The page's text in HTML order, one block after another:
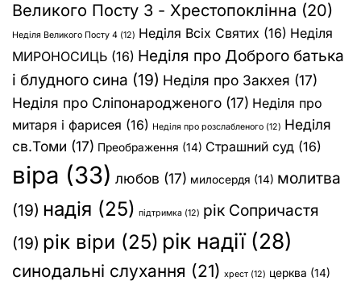
Великого Посту 3 - Хрестопоклінна (20)
Неділя Великого Посту 4 (12) Неділя Всіх Святих (16) Неділя
МИРОНОСИЦЬ (16) Неділя про Доброго батька
і блудного сина (19) Неділя про Закхея (17)
Неділя про Сліпонародженого (17) Неділя про
митаря і фарисея (16) Неділя про розслабленого (12) Неділя
св.Томи (17) Преображення (14) Страшний суд (16)
віра (33) любов (17) милосердя (14) молитва
(19) надія (25) підтримка (12) рік Сопричастя
(19) рік віри (25) рік надії(28)
синодальні слухання (21) хрест (12) церква (14)